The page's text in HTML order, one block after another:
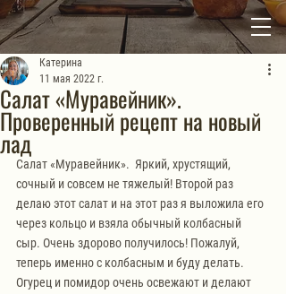
Салат «Муравейник».
Проверенный рецепт на новый
лад
Катерина
11 мая 2022 г.
Салат «Муравейник».  Яркий, хрустящий,
сочный и совсем не тяжелый! Второй раз
делаю этот салат и на этот раз я выложила его
через кольцо и взяла обычный колбасный
сыр. Очень здорово получилось! Пожалуй,
теперь именно с колбасным и буду делать.
Огурец и помидор очень освежают и делают